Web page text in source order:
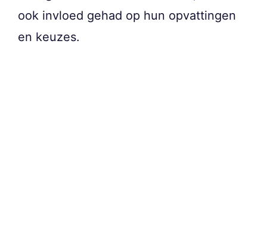
ook invloed gehad op hun opvattingen
en keuzes.